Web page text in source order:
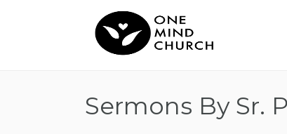
Sermons By Sr.